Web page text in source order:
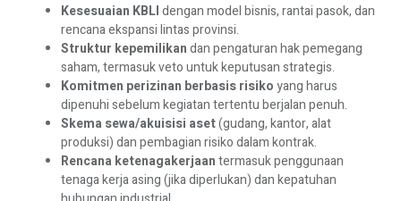
Kesesuaian KBLIdengan model bisnis, rantai pasok, dan
rencana ekspansi lintas provinsi.
Struktur kepemilikandan pengaturan hak pemegang
saham, termasuk veto untuk keputusan strategis.
Komitmen perizinan berbasis risikoyang harus
dipenuhi sebelum kegiatan tertentu berjalan penuh.
Skema sewa/akuisisi aset(gudang, kantor, alat
produksi) dan pembagian risiko dalam kontrak.
Rencana ketenagakerjaantermasuk penggunaan
tenaga kerja asing (jika diperlukan) dan kepatuhan